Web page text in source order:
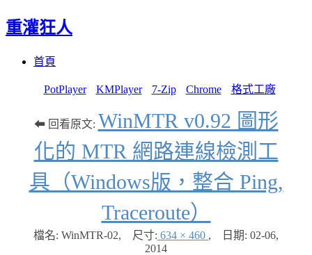
重灌狂人
首頁
PotPlayer KMPlayer 7-Zip Chrome 格式工廠
⬅ 回看原文: WinMTR v0.92 圖形
化的 MTR 網路連線檢測工
具（Windows版，整合 Ping,
Traceroute）
檔名: WinMTR-02, 尺寸: 634 × 460 , 日期: 02-06,
2014